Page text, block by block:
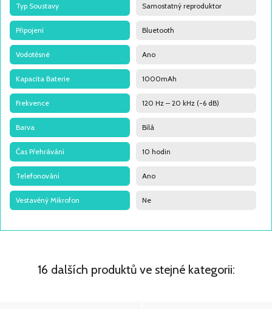
Typ Soustavy Samostatný reproduktor
Připojení Bluetooth
Vodotěsné Ano
Kapacita Baterie 1000mAh
Frekvence 120 Hz – 20 kHz (-6 dB)
Barva Bílá
Čas Přehrávání 10 hodin
Telefonování Ano
Vestavěný Mikrofon Ne
16 dalších produktů ve stejné kategorii: